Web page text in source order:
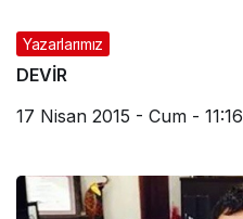
Yazarlarımız
DEVİR
17 Nisan 2015 - Cum - 11:16